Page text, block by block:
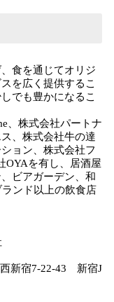
食を通じてオリジ
を広く提供するこ
でも豊かになるこ
、株式会社パートナ
、株式会社牛の達
ョン、株式会社フ
OYAを有し、居酒屋
ビアガーデン、和
ンド以上の飲食店
新宿7-22-43 新宿J